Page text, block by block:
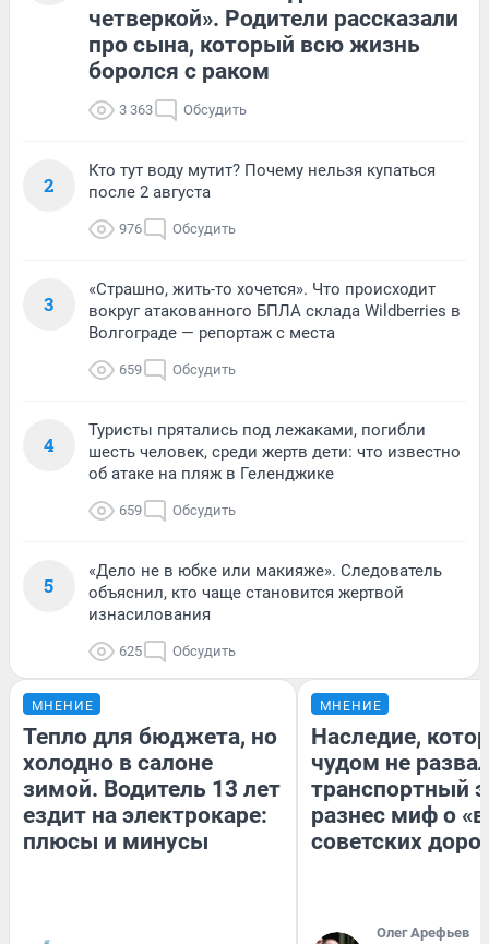
четверкой». Родители рассказали
про сына, который всю жизнь
боролся с раком
3 363 Обсудить
2
Кто тут воду мутит? Почему нельзя купаться
после 2 августа
976 Обсудить
3
«Страшно, жить-то хочется». Что происходит
вокруг атакованного БПЛА склада Wildberries в
Волгограде — репортаж с места
659 Обсудить
4
Туристы прятались под лежаками, погибли
шесть человек, среди жертв дети: что известно
об атаке на пляж в Геленджике
659 Обсудить
5
«Дело не в юбке или макияже». Следователь
объяснил, кто чаще становится жертвой
изнасилования
625 Обсудить
МНЕНИЕ
Тепло для бюджета, но
холодно в салоне
зимой. Водитель 13 лет
ездит на электрокаре:
плюсы и минусы
МНЕНИЕ
Наследие,
чудом не
транспортный
разнес миф о
советских
Олег Арефьев